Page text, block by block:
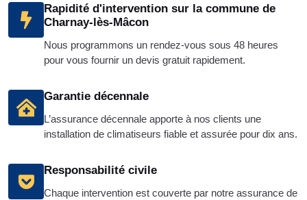
Rapidité d'intervention sur la commune de
Charnay-lès-Mâcon
Nous programmons un rendez-vous sous 48 heures
pour vous fournir un devis gratuit rapidement.
Garantie décennale
L’assurance décennale apporte à nos clients une
installation de climatiseurs fiable et assurée pour dix ans.
Responsabilité civile
Chaque intervention est couverte par notre assurance de